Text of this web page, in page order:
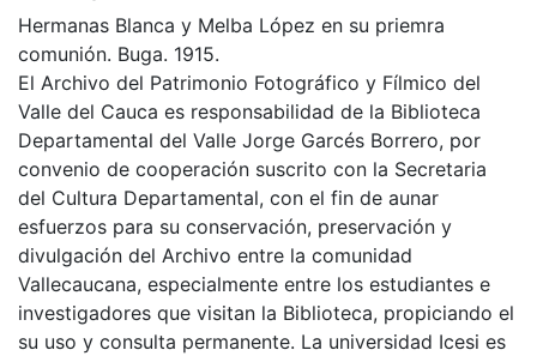
Hermanas Blanca y Melba López en su priemra
comunión. Buga. 1915.
El Archivo del Patrimonio Fotográfico y Fílmico del
Valle del Cauca es responsabilidad de la Biblioteca
Departamental del Valle Jorge Garcés Borrero, por
convenio de cooperación suscrito con la Secretaria
del Cultura Departamental, con el fin de aunar
esfuerzos para su conservación, preservación y
divulgación del Archivo entre la comunidad
Vallecaucana, especialmente entre los estudiantes e
investigadores que visitan la Biblioteca, propiciando el
su uso y consulta permanente. La universidad Icesi es